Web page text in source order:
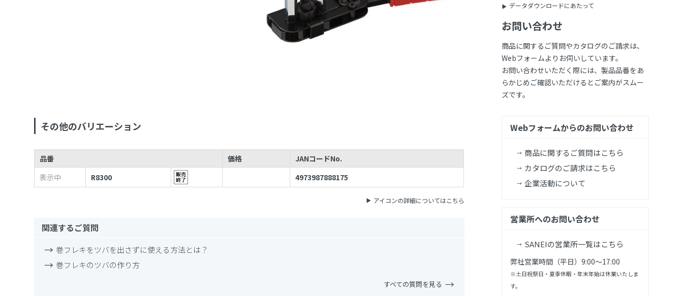
その他のバリエーション
品番 価格
JANコードNo.
表示中
R8300 4973987888175
アイコンの詳細についてはこちら
関連するご質問
巻フレキをツバを出さずに使える方法とは？
巻フレキのツバの作り方
すべての質問を見る
データダウンロードにあたって
お問い合わせ
商品に関するご質問やカタログのご請求は、
Webフォームよりお伺いしています。
お問い合わせいただく際には、製品品番をあ
らかじめご確認いただけるとご案内がスムー
ズです。
Webフォームからのお問い合わせ
商品に関するご質問はこちら
カタログのご請求はこちら
企業活動について
営業所へのお問い合わせ
SANEIの営業所一覧はこちら
弊社営業時間（平日）9:00～17:00
※土日祝祭日・夏季休暇・年末年始は休業いたしま
す。